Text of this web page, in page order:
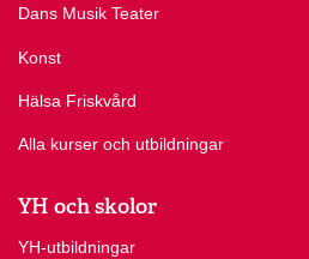
Dans Musik Teater
Konst
Hälsa Friskvård
Alla kurser och utbildningar
YH och skolor
YH-utbildningar